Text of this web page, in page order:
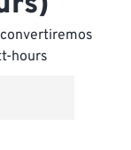
hours